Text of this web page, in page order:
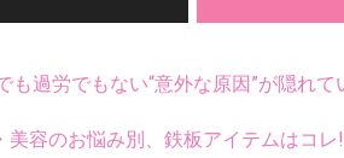
過労でもない“意外な原因”が隠れて
容のお悩み別、鉄板アイテムはコレ